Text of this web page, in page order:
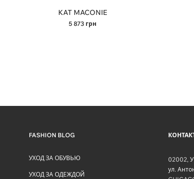
KAT MACONIE
5 873 грн
FASHION BLOG
УХОД ЗА ОБУВЬЮ
УХОД ЗА ОДЕЖДОЙ
02002,
ул.